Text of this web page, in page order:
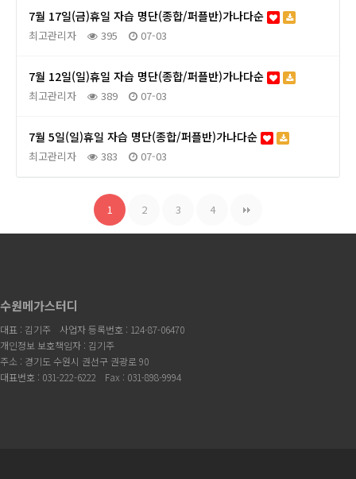
7월 17일(금)휴일 자습 명단(종합/퍼플반)가나다순
최고관리자 395 07-03
7월 12일(일)휴일 자습 명단(종합/퍼플반)가나다순
최고관리자 389 07-03
7월 5일(일)휴일 자습 명단(종합/퍼플반)가나다순
최고관리자 383 07-03
1 2 3 4
수원메가스터디
대표 : 김기주
사업자 등록번호 : 124-87-06470
개인정보 보호책임자 : 김기주
주소 : 경기도 수원시 권선구 권광로 90
대표번호 : 031-222-6222
Fax : 031-898-9994